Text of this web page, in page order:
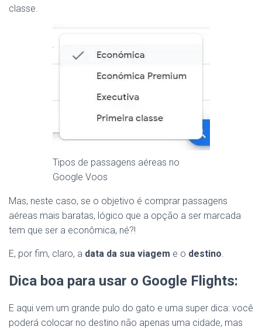
classe.
Tipos de passagens aéreas no
Google Voos
Mas, neste caso, se o objetivo é comprar passagens
aéreas mais baratas, lógico que a opção a ser marcada
tem que ser a econômica, né?!
E, por fim, claro, a data da sua viagem e o destino
Dica boa para usar o Google Flights:
E aqui vem um grande pulo do gato e uma super dica: você
poderá colocar no destino não apenas uma cidade, mas